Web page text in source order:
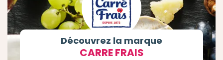
Découvrez la marque
CARRE FRAIS